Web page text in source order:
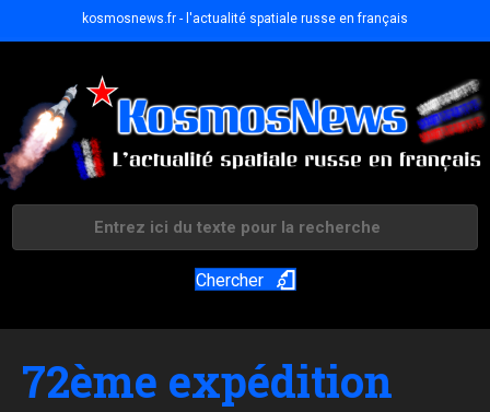
kosmosnews.fr - l'actualité spatiale russe en français
Chercher
72ème expédition